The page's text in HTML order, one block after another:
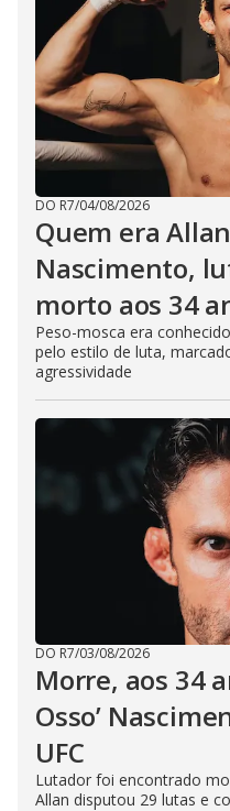
DO R7/04/08/2026
Quem era Allan
Nascimento,
morto aos 34
Peso-mosca era
pelo estilo de luta,
agressividade
DO R7/03/08/2026
Morre, aos 34
Osso’
UFC
Lutador foi encontrado
Allan disputou 29 lutas e